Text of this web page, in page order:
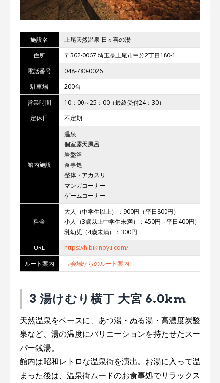
施設名
上尾天然温泉 日々喜の湯
住所
〒362-0067 埼玉県上尾市中分2丁目180-1
電話番号
048-780-0026
駐車場
200台
営業時間
10：00～25：00（最終受付24：30）
定休日
不定期
館内施設
温泉
個室露天風呂
岩盤浴
食事処
整体・アカスリ
マンガコーナー
ゲームコーナー
料金
大人（中学生以上）：900円（平日800円）
小人（3歳以上中学生未満）：450円（平日400円）
乳幼児（4歳未満）：300円
URL
https://hibikinoyu.com/
ルート案内
→会場からのルート案内
3 湯けむり横丁 大宮 6.0km
天然温泉をベースに、あつ湯・ぬる湯・高濃度炭酸
泉など、湯の温度にバリエーションを持たせたスー
パー銭湯。
館内は昭和レトロな温泉街を演出。お湯に入って温
まった後は、温泉街ムードのお食事処でリラックス